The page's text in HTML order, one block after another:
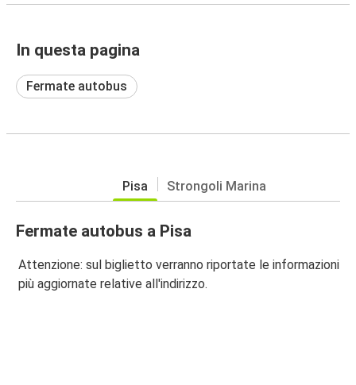
In questa pagina
Fermate autobus
Pisa Strongoli Marina
Fermate autobus a Pisa
Attenzione: sul biglietto verranno riportate le informazioni
più aggiornate relative all'indirizzo.